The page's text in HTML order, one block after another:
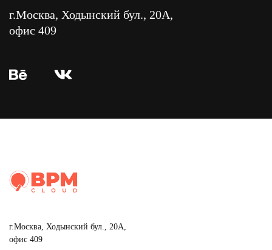
г.Москва, Ходынский бул., 20А,
офис 409
г.Москва, Ходынский бул., 20А,
офис 409